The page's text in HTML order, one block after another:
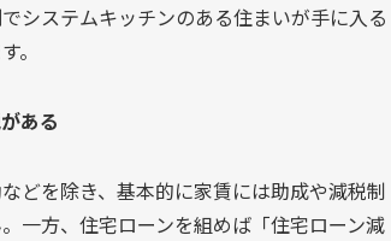
システムキッチンのある住まいが手に入る
。
ある
どを除き、基本的に家賃には助成や減税制
一方、住宅ローンを組めば「住宅ローン減